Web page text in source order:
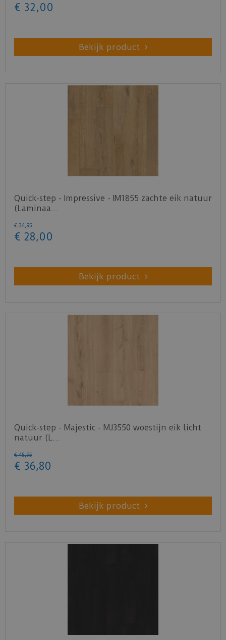
€ 32 ,00
Bekijk product
Quick-step - Impressive - IM1855 zachte eik natuur
(Laminaa…
€ 34,95
€ 28,00
Bekijk product
Quick-step - Majestic - MJ3550 woestijn eik licht
natuur (L…
€ 45,95
€ 36,80
Bekijk product